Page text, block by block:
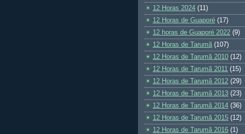
12 Horas 2024 (11)
12 Horas de Guaporé (17)
12 horas de Guaporé 2022 (9)
12 Horas de Tarumã (107)
12 Horas de Tarumã 2010 (12)
12 Horas de Tarumã 2011 (15)
12 Horas de Tarumã 2012 (29)
12 Horas de Tarumã 2013 (23)
12 Horas de Tarumã 2014 (36)
12 Horas de Tarumã 2015 (12)
12 Horas de Tarumã 2016 (1)